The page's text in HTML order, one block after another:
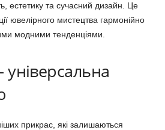
естетику та сучасний дизайн. Це
ювелірного мистецтва гармонійно
модними тенденціями.
прикрас, які залишаються